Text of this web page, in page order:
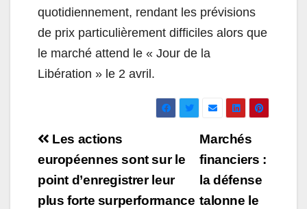
quotidiennement, rendant les prévisions
de prix particulièrement difficiles alors que
le marché attend le « Jour de la
Libération » le 2 avril.
Navigation
de
l’article
Marchés
financiers :
la défense
talonne le
Les actions
européennes sont sur le
point d’enregistrer leur
plus forte surperformance